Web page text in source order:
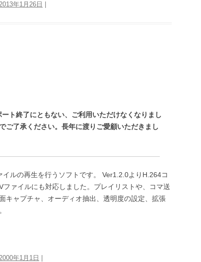
年1月26日
ト終了にともない、ご利用いただけなくなりまし
ご了承ください。長年に渡りご愛顧いただきまし
イルの再生を行うソフトです。 Ver1.2.0よりH.264コ
ァイルにも対応しました。プレイリストや、コマ送
キャプチャ、オーディオ抽出、透明度の設定、拡張
年1月1日